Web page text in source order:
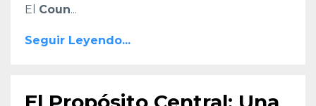
El Coun...
Seguir Leyendo...